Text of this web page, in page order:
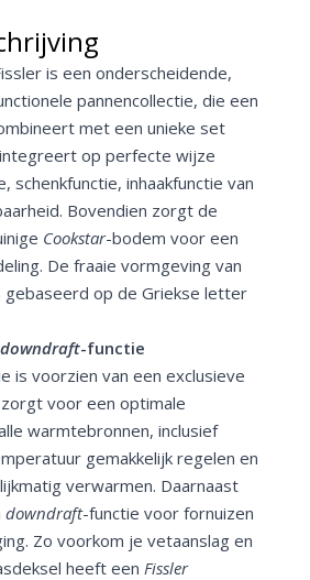
is een onderscheidende,
pannencollectie, die een
met een unieke set
op perfecte wijze
schenkfunctie, inhaakfunctie van
Bovendien zorgt de
Cookstar-bodem voor een
De fraaie vormgeving van
gebaseerd op de Griekse letter
downdraft-functie
is voorzien van een exclusieve
voor een optimale
warmtebronnen, inclusief
gemakkelijk regelen en
verwarmen. Daarnaast
downdraft-functie voor fornuizen
Zo voorkom je vetaanslag en
heeft een Fissler